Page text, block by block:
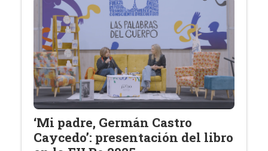
‘Mi padre, Germán Castro
Caycedo’: presentación del libro